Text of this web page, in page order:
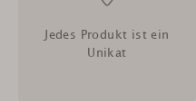
Jedes Produkt ist ein
Unikat